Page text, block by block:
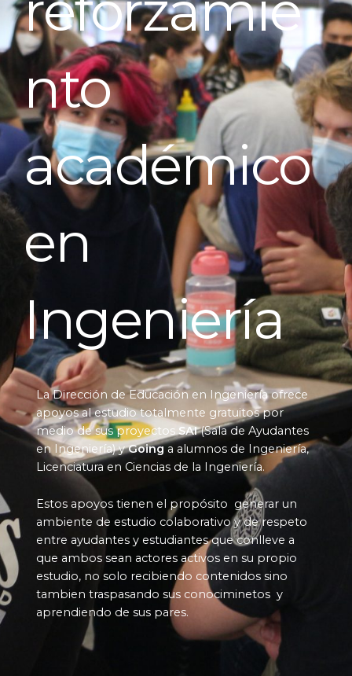
nto
académico
en
Ingeniería
La Dirección de Educación en Ingeniería ofrece
apoyos al estudio totalmente gratuitos por
medio de sus proyectosSAI(Sala de Ayudantes
en Ingeniería) yGoinga alumnos de Ingeniería,
Licenciatura en Ciencias de la Ingeniería.
Estos apoyos tienen el propósito generar un
ambiente de estudio colaborativo y de respeto
entre ayudantes y estudiantes que conlleve a
que ambos sean actores activos en su propio
estudio, no solo recibiendo contenidos sino
tambien traspasando sus conociminetos y
aprendiendo de sus pares.